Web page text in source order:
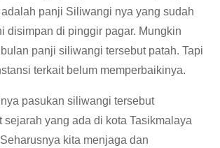
panji Siliwangi nya yang sudah
disimpan di pinggir pagar. Mungkin
panji siliwangi tersebut patah. Tapi
terkait belum memperbaikinya.
pasukan siliwangi tersebut
sejarah yang ada di kota Tasikmalaya
kita menjaga dan